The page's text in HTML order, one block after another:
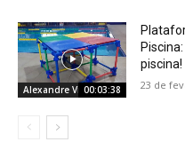
Alexandre Vieira00:03:38
piscina!
23 de